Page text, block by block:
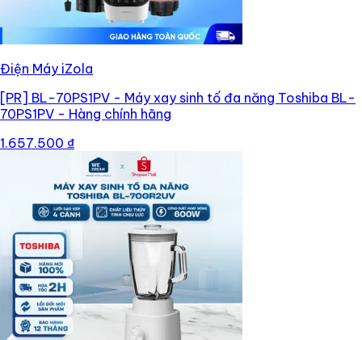
Điện Máy iZola
[PR] BL-70PS1PV - Máy xay sinh tố đa năng Toshiba BL-
70PS1PV - Hàng chính hãng
1.657.500 ₫